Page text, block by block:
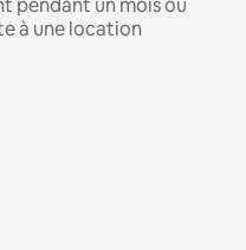
pendant un mois ou
à une location